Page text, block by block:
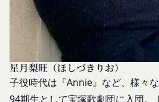
星月梨旺（ほしづきりお）
子役時代は『Annie』など、様々
94期生として宝塚歌劇団に入団。
当社は、Facebook、Googleア
その他の外部サービスとの連携
を利用した認証にあたり、当
社にお客様情報を提供すること
法律上の理由
お客様の居住国内外において、
段または公的もしくは政府機関
氏名等を入力された本人が当該
のとみなします。
当社は、会員登録を申請した
れかの事由に該当する場合は、
があります。
当社に提供された登録情報の